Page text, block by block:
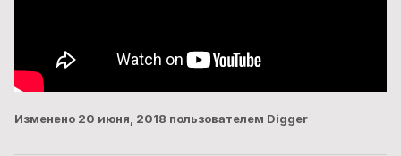
Изменено 20 июня, 2018 пользователем Digger